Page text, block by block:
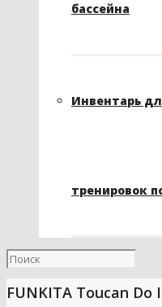
бассейна
Инвентарь
тренировок
FUNKITA Toucan